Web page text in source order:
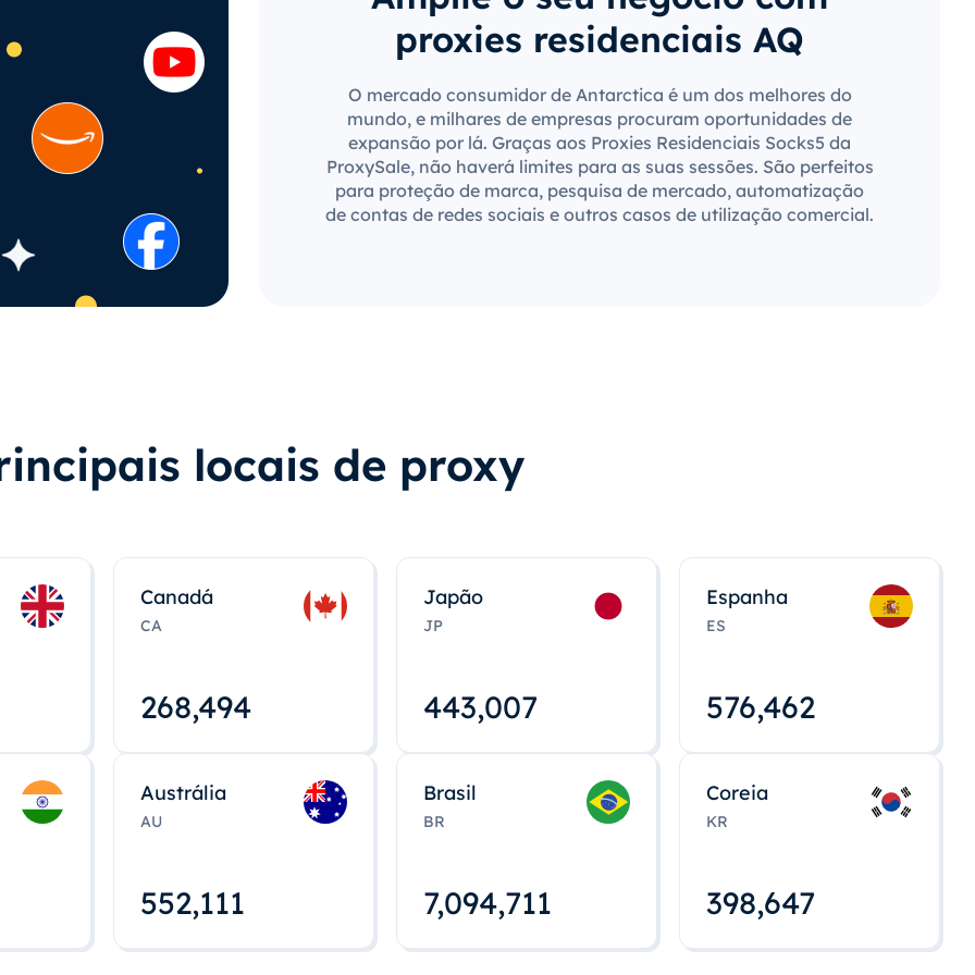
proxies residenciais AQ
O mercado consumidor de Antarctica é um dos melhores do
mundo, e milhares de empresas procuram oportunidades de
expansão por lá. Graças aos Proxies Residenciais Socks5 da
ProxySale, não haverá limites para as suas sessões. São perfeitos
para proteção de marca, pesquisa de mercado, automatização
de contas de redes sociais e outros casos de utilização comercial.
locais de proxy
Canadá
CA
268,495
Japão
JP
443,008
Espanha
ES
576,463
Austrália
AU
552,112
Brasil
BR
7,094,712
Coreia
KR
398,648